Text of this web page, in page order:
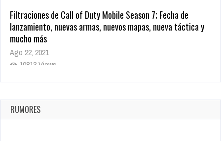
Filtraciones de Call of Duty Mobile Season 7; Fecha de
lanzamiento, nuevas armas, nuevos mapas, nueva táctica y
mucho más
Ago 22, 2021
10813 Views
La configuración de Call of Duty 2021 aparentemente ya fue
Ago 8, 2021
9995 Views
RUMORES